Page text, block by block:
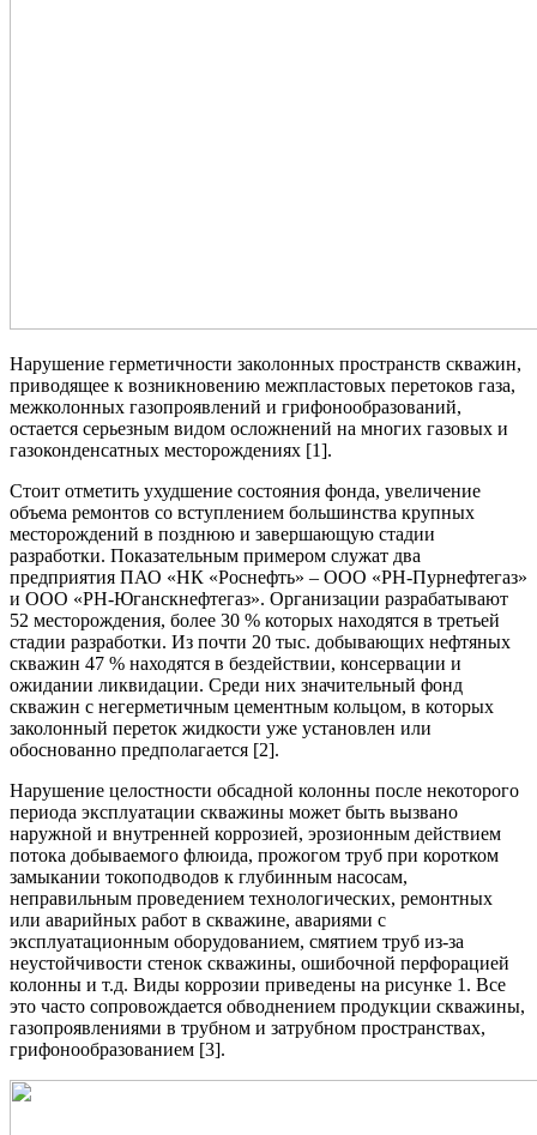
Нарушение герметичности заколонных пространств скважин,
приводящее к возникновению межпластовых перетоков газа,
межколонных газопроявлений и грифонообразований,
остается серьезным видом осложнений на многих газовых и
газоконденсатных месторождениях [1].
Стоит отметить ухудшение состояния фонда, увеличение
объема ремонтов со вступлением большинства крупных
месторождений в позднюю и завершающую стадии
разработки. Показательным примером служат два
предприятия ПАО «НК «Роснефть» – ООО «РН-Пурнефтегаз»
и ООО «РН-Юганскнефтегаз». Организации разрабатывают
52 месторождения, более 30 % которых находятся в третьей
стадии разработки. Из почти 20 тыс. добывающих нефтяных
скважин 47 % находятся в бездействии, консервации и
ожидании ликвидации. Среди них значительный фонд
скважин с негерметичным цементным кольцом, в которых
заколонный переток жидкости уже установлен или
обоснованно предполагается [2].
Нарушение целостности обсадной колонны после некоторого
периода эксплуатации скважины может быть вызвано
наружной и внутренней коррозией, эрозионным действием
потока добываемого флюида, прожогом труб при коротком
замыкании токоподводов к глубинным насосам,
неправильным проведением технологических, ремонтных
или аварийных работ в скважине, авариями с
эксплуатационным оборудованием, смятием труб из-за
неустойчивости стенок скважины, ошибочной перфорацией
колонны и т.д. Виды коррозии приведены на рисунке 1. Все
это часто сопровождается обводнением продукции скважины,
газопроявлениями в трубном и затрубном пространствах,
грифонообразованием [3].